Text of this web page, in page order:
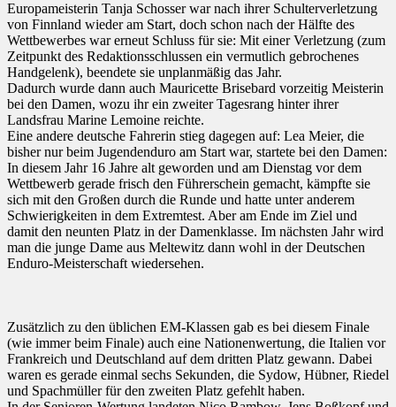
Europameisterin Tanja Schosser war nach ihrer Schulterverletzung
von Finnland wieder am Start, doch schon nach der Hälfte des
Wettbewerbes war erneut Schluss für sie: Mit einer Verletzung (zum
Zeitpunkt des Redaktionsschlussen ein vermutlich gebrochenes
Handgelenk), beendete sie unplanmäßig das Jahr.
Dadurch wurde dann auch Mauricette Brisebard vorzeitig Meisterin
bei den Damen, wozu ihr ein zweiter Tagesrang hinter ihrer
Landsfrau Marine Lemoine reichte.
Eine andere deutsche Fahrerin stieg dagegen auf: Lea Meier, die
bisher nur beim Jugendenduro am Start war, startete bei den Damen:
In diesem Jahr 16 Jahre alt geworden und am Dienstag vor dem
Wettbewerb gerade frisch den Führerschein gemacht, kämpfte sie
sich mit den Großen durch die Runde und hatte unter anderem
Schwierigkeiten in dem Extremtest. Aber am Ende im Ziel und
damit den neunten Platz in der Damenklasse. Im nächsten Jahr wird
man die junge Dame aus Meltewitz dann wohl in der Deutschen
Enduro-Meisterschaft wiedersehen.
Zusätzlich zu den üblichen EM-Klassen gab es bei diesem Finale
(wie immer beim Finale) auch eine Nationenwertung, die Italien vor
Frankreich und Deutschland auf dem dritten Platz gewann. Dabei
waren es gerade einmal sechs Sekunden, die Sydow, Hübner, Riedel
und Spachmüller für den zweiten Platz gefehlt haben.